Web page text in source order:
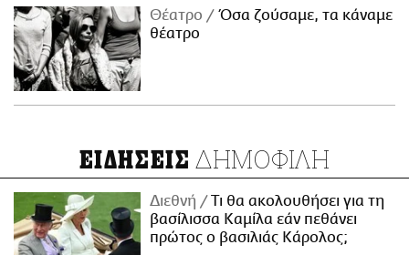
Θέατρο
Όσα ζούσαμε, τα κάναμε
θέατρο
ΕΙΔΗΣΕΙΣ ΔΗΜΟΦΙΛΗ
Διεθνή
Τι θα ακολουθήσει για τη
βασίλισσα Καμίλα εάν πεθάνει
πρώτος ο βασιλιάς Κάρολος;